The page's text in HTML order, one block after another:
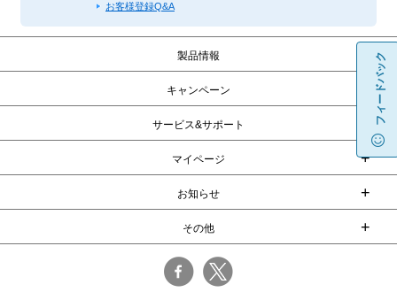
お客様登録Q&A
製品情報
キャンペーン
サービス&サポート
マイページ +
お知らせ +
その他 +
フィードバック